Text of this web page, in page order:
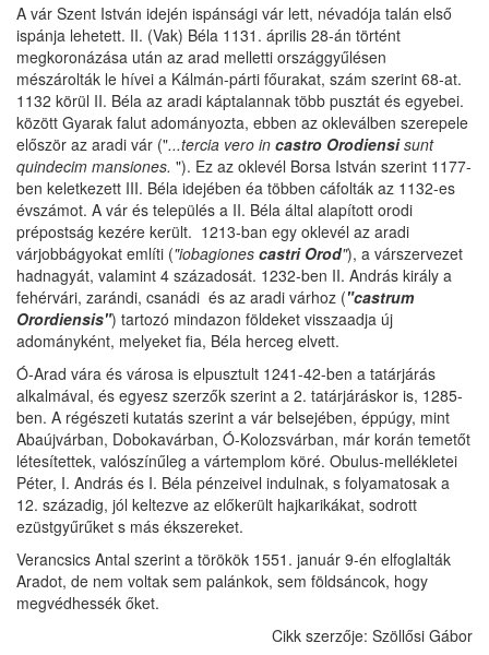
A vár Szent István idején ispánsági vár lett, névadója talán első
ispánja lehetett. II. (Vak) Béla 1131. április 28-án történt
megkoronázása után az arad melletti országgyűlésen
mészárolták le hívei a Kálmán-párti főurakat, szám szerint 68-at.
1132 körül II. Béla az aradi káptalannak több pusztát és egyebei.
között Gyarak falut adományozta, ebben az okleválben szerepele
először az aradi vár ("...tercia vero in castro Orodiensisunt
quindecim mansiones. "). Ez az oklevél Borsa István szerint 1177-
ben keletkezett III. Béla idejében éa többen cáfolták az 1132-es
évszámot. A vár és település a II. Béla által alapított orodi
prépostság kezére került. 1213-ban egy oklevél az aradi
várjobbágyokat említi ("iobagiones castri Orod"), a várszervezet
hadnagyát, valamint 4 századosát. 1232-ben II. András király a
fehérvári, zarándi, csanádi és az aradi várhoz ("castrum
Orordiensis") tartozó mindazon földeket visszaadja új
adományként, melyeket fia, Béla herceg elvett.
Ó-Arad vára és városa is elpusztult 1241-42-ben a tatárjárás
alkalmával, és egyesz szerzők szerint a 2. tatárjáráskor is, 1285-
ben. A régészeti kutatás szerint a vár belsejében, éppúgy, mint
Abaújvárban, Dobokavárban, Ó-Kolozsvárban, már korán temetőt
létesítettek, valószínűleg a vártemplom köré. Obulus-mellékletei
Péter, I. András és I. Béla pénzeivel indulnak, s folyamatosak a
12. századig, jól keltezve az előkerült hajkarikákat, sodrott
ezüstgyűrűket s más ékszereket.
Verancsics Antal szerint a törökök 1551. január 9-én elfoglalták
Aradot, de nem voltak sem palánkok, sem földsáncok, hogy
megvédhessék őket.
Cikk szerzője: Szöllősi Gábor